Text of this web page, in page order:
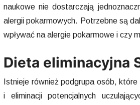
naukowe nie dostarczają
alergii pokarmowych. Potrzebne są
wpływać na alergie pokarmowe i czy
Dieta eliminacyjna
Istnieje również podgrupa osób,
i eliminacji potencjalnych